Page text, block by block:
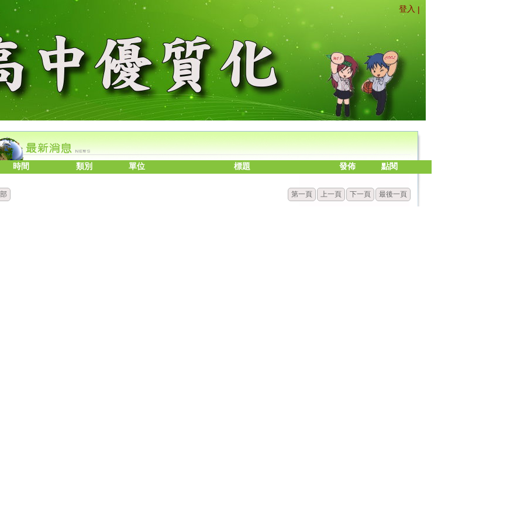
登入 |
時間 類別 單位 標題 發佈 點閱
第一頁 上一頁 下一頁 最後一頁